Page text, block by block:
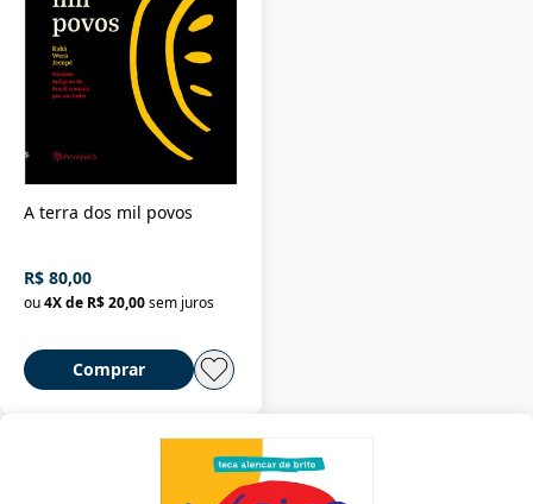
A terra dos mil povos
R$ 80,00
ou4X de R$ 20,00sem juros
Comprar